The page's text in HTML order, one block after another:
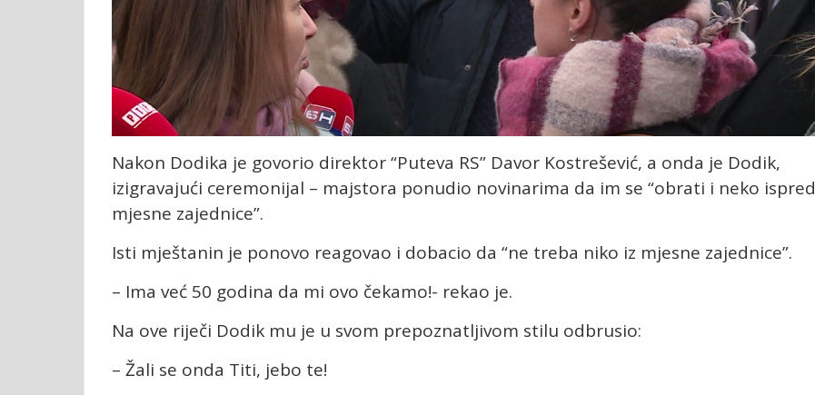
Nakon Dodika je govorio direktor “Puteva RS” Davor Kostrešević, a onda je Dodik,
izigravajući ceremonijal – majstora ponudio novinarima da im se “obrati i neko ispred
mjesne zajednice”.
Isti mještanin je ponovo reagovao i dobacio da “ne treba niko iz mjesne zajednice”.
– Ima već 50 godina da mi ovo čekamo!- rekao je.
Na ove riječi Dodik mu je u svom prepoznatljivom stilu odbrusio:
– Žali se onda Titi, jebo te!